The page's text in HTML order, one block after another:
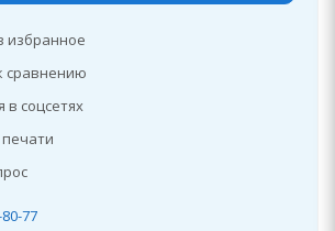
избранное
сравнению
в соцсетях
77